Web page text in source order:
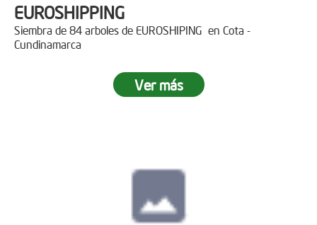
EUROSHIPPING
Siembra de 84 arboles de EUROSHIPING en Cota -
Cundinamarca
Ver más